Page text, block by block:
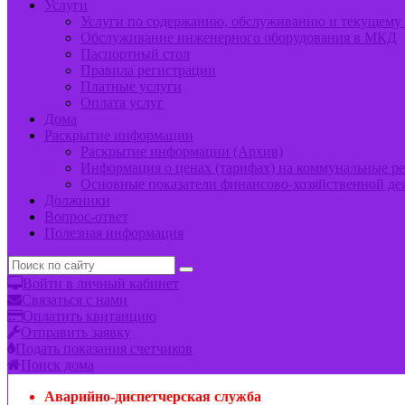
Услуги
Услуги по содержанию, обслуживанию и
Обслуживание инженерного оборудования в МКД
Паспортный стол
Правила регистрации
Платные услуги
Оплата услуг
Дома
Раскрытие информации
Раскрытие информации (Архив)
Информация о ценах (тарифах) на коммунальные
Основные показатели финансово-хозяйственной
Должники
Вопрос-ответ
Полезная информация
Войти в личный кабинет
Связаться с нами
Оплатить квитанцию
Отправить заявку
Подать показания счетчиков
Поиск дома
Аварийно-диспетчерская служба